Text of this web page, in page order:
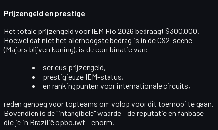
Prijzengeld en prestige
Het totale prijzengeld voor IEM Rio 2026 bedraagt $300.000.
Hoewel dat niet het allerhoogste bedrag is in de CS2-scene
(Majors blijven koning), is de combinatie van:
serieus prijzengeld,
prestigieuze IEM-status,
en rankingpunten voor internationale circuits,
reden genoeg voor topteams om volop voor dit toernooi te gaan.
Bovendien is de "intangibele" waarde – de reputatie en fanbase
die je in Brazilië opbouwt – enorm.